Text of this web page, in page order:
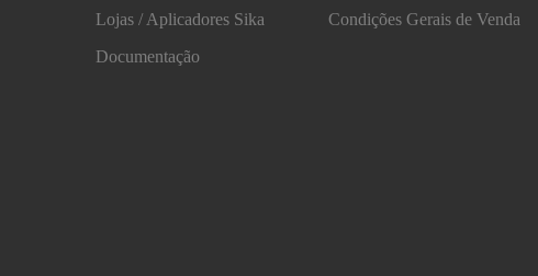
Lojas / Aplicadores Sika
Documentação
Condições Gerais de Venda